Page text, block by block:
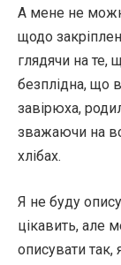
А мене не
щодо
глядячи на те,
безплідна, що
завірюха,
зважаючи на
хлібах.
Я не буду
цікавить, але
описувати так,